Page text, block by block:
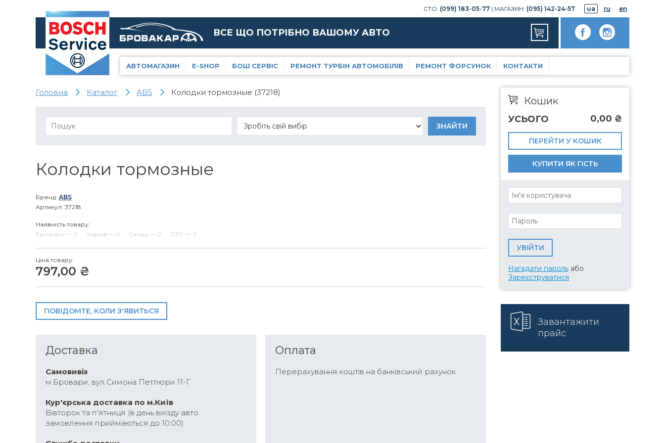
СТО: (099) 183-05-77 | МАГАЗИН: (095) 142-24-57 ua ru en
ВСЕ ЩО ПОТРІБНО ВАШОМУ АВТО
АВТОМАГАЗИН E-SHOP БОШ СЕРВІС РЕМОНТ ТУРБІН АВТОМОБІЛІВ РЕМОНТ ФОРСУНОК КОНТАКТИ
Головна Каталог ABS Колодки тормозные (37218)
Колодки тормозные
Бренд: ABS
Артикул: 37218
Наявність товару:
Бровари — 0
Харків — 0 Склад — 0 СТО — 0
Ціна товару:
797,00 ₴
ПОВІДОМТЕ, КОЛИ З'ЯВИТЬСЯ
Доставка
Самовивіз
м.Бровари, вул.Симона Петлюри 11-Г
Кур'єрська доставка по м.Київ
Вівторок та п'ятниця (в день виїзду авто
замовлення приймаються до 10:00)
Оплата
Перерахування коштів на банківський рахунок.
Кошик
УСЬОГО 0,00 ₴
ПЕРЕЙТИ У КОШИК
КУПИТИ ЯК ГІСТЬ
Нагадати пароль або
Зареєструватися
Завантажити
прайс